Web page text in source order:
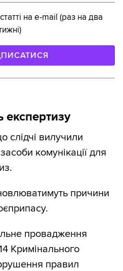
на e-mail (раз на два
експертизу
слідчі вилучили
комунікації для
причини
провадження
Кримінального
правил